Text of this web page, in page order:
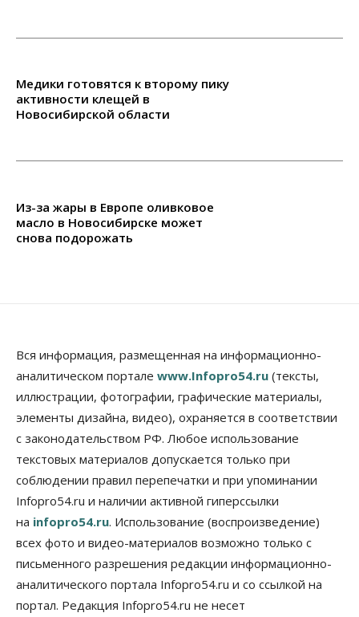
Медики готовятся к второму пику
активности клещей в
Новосибирской области
Из-за жары в Европе оливковое
масло в Новосибирске может
снова подорожать
Вся информация, размещенная на информационно-
аналитическом портале www.Infopro54.ru (тексты,
иллюстрации, фотографии, графические материалы,
элементы дизайна, видео), охраняется в соответствии
с законодательством РФ. Любое использование
текстовых материалов допускается только при
соблюдении правил перепечатки и при упоминании
Infopro54.ru и наличии активной гиперссылки
на infopro54.ru. Использование (воспроизведение)
всех фото и видео-материалов возможно только с
письменного разрешения редакции информационно-
аналитического портала Infopro54.ru и со ссылкой на
портал. Редакция Infopro54.ru не несет